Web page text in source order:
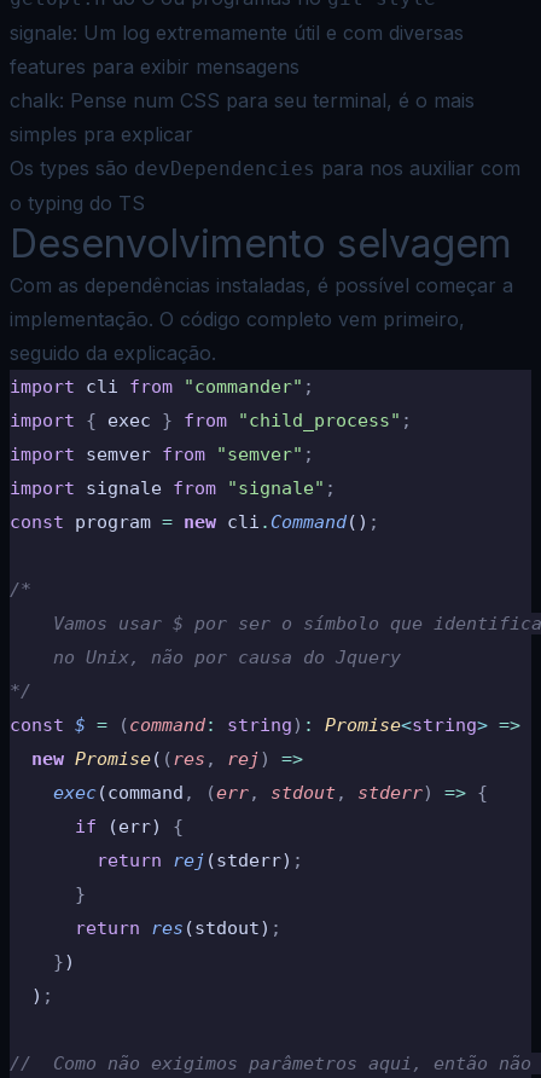
signale: Um log extremamente útil e com diversas
features para exibir mensagens
chalk: Pense num CSS para seu terminal, é o mais
simples pra explicar
Os types são devDependencies para nos auxiliar com
o typing do TS
Desenvolvimento selvagem
Com as dependências instaladas, é possível começar a
implementação. O código completo vem primeiro,
seguido da explicação.
import cli from "commander" ;
import { exec } from "child_process" ;
import semver from "semver" ;
import signale from "signale" ;
const program = new cli .Command() ;
/*
Vamos usar $ por ser o símbolo que
    no Unix, não por causa do Jquery
*/
const $ = (command: string) : Promise<string> =>
  new
Promise( (res , rej)
=>
    exec
(command , (err, stdout, stderr) => {
      if
(err) {
        return
rej (stderr) ;
      }
      return
res (stdout) ;
    }
)
  )
;
//  Como não exigimos parâmetros aqui, então não